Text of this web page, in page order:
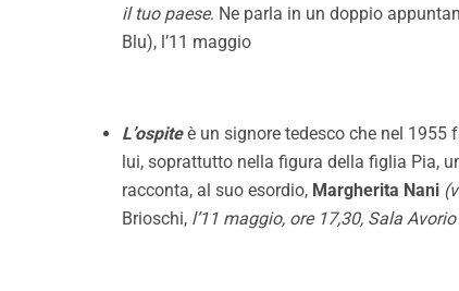
il tuo paese. Ne parla in un doppio
Blu), l’11 maggio
L’ospiteè un signore tedesco che nel 1955
lui, soprattutto nella figura della figlia Pia,
racconta, al suo esordio, Margherita Nani
Brioschi, l’11 maggio, ore 17,30, Sala Avorio